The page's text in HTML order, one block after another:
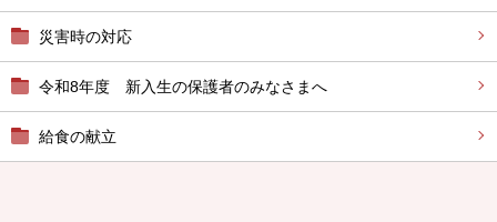
災害時の対応
令和8年度 新入生の保護者のみなさまへ
給食の献立